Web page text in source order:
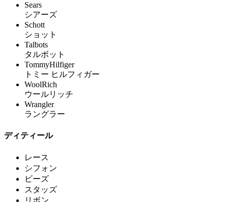
Sears
シアーズ
Schott
ショット
Talbots
タルボット
TommyHilfiger
トミー ヒルフィガー
WoolRich
ウールリッチ
Wrangler
ラングラー
ディティール
レース
シフォン
ビーズ
スタッズ
リボン